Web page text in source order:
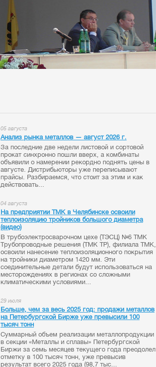
05 августа
Анализ рынка металлов — август 2026 г.
За последние две недели листовой и сортовой
прокат синхронно пошли вверх, а комбинаты
объявили о намерении рекордно поднять цены в
августе. Дистрибьюторы уже переписывают
прайсы. Разбираемся, что стоит за этим и как
действовать...
04 августа
На предприятии ТМК в Челябинске освоили
теплоизоляцию тройников большого диаметра
(видео)
В трубоэлектросварочном цехе (ТЭСЦ) №6 ТМК
Трубопроводные решения (ТМК ТР), филиала ТМК,
освоили нанесение теплоизоляционного покрытия
на тройники диаметром 1420 мм. Эти
соединительные детали будут использоваться на
месторождениях в регионах со сложными
климатическими условиями...
29 июля
Больше, чем за весь 2025 год: продажи металлов
на Петербургской Бирже уже превысили 100
тысяч тонн
Суммарный объем реализации металлопродукции
в секции «Металлы и сплавы» Петербургской
Биржи за семь месяцев текущего года преодолел
отметку в 100 тысяч тонн, уже превысив
результат всего 2025 года (98,7 тыс...